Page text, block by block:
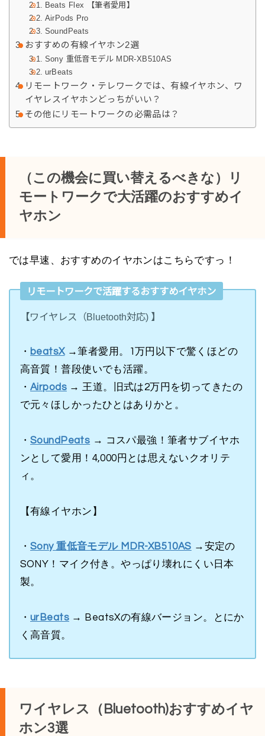
Beats Flex 【筆者愛用】
AirPods Pro
SoundPeats
おすすめの有線イヤホン2選
Sony 重低音モデル MDR-XB510AS
urBeats
リモートワーク・テレワークでは、有線イヤホン、ワ
イヤレスイヤホンどっちがいい？
その他にリモートワークの必需品は？
（この機会に買い替えるべきな）リ
モートワークで大活躍のおすすめイ
ヤホン
では早速、おすすめのイヤホンはこちらですっ！
リモートワークで活躍するおすすめイヤホン
【ワイヤレス（Bluetooth対応) 】
・ beatsX→筆者愛用。1万円以下で驚くほどの
高音質！普段使いでも活躍。
・ Airpods→ 王道。旧式は2万円を切ってきたの
で元々ほしかったひとはありかと。
・ SoundPeats → コスパ最強！筆者サブイヤホ
ンとして愛用！4,000円とは思えないクオリテ
ィ。
【有線イヤホン】
・ Sony 重低音モデル MDR-XB510AS →安定の
SONY！マイク付き。やっぱり壊れにくい日本
製。
・ urBeats→ BeatsXの有線バージョン。とにか
く高音質。
ワイヤレス（Bluetooth)おすすめイヤ
ホン3選